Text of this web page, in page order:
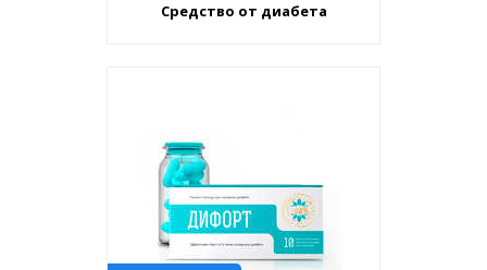
Средство от диабета